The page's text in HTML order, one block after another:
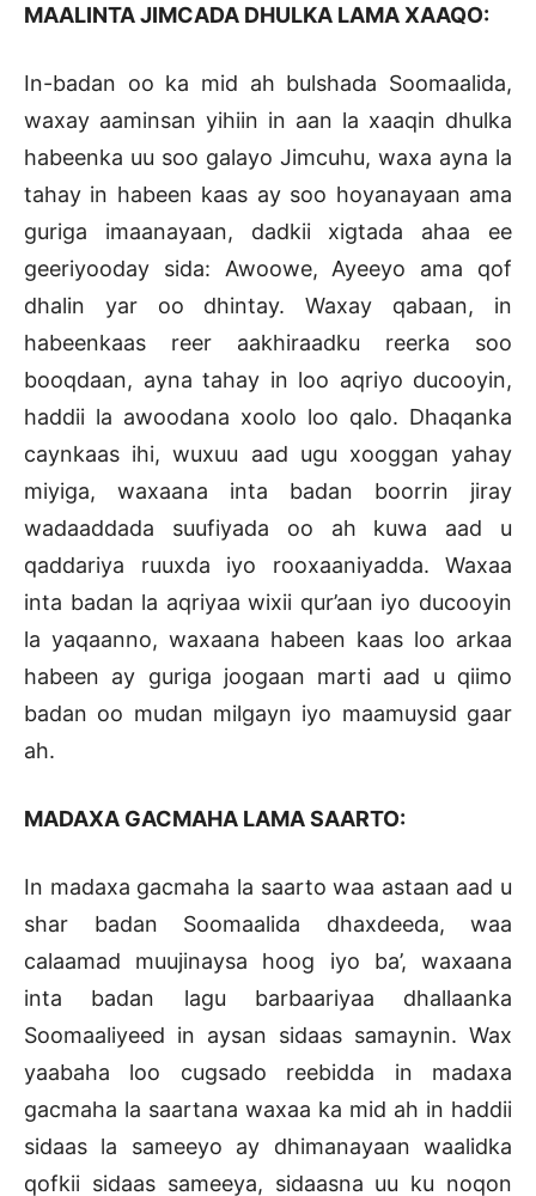
MAALINTA JIMCADA DHULKA LAMA XAAQO:
In-badan oo ka mid ah bulshada Soomaalida,
waxay aaminsan yihiin in aan la xaaqin dhulka
habeenka uu soo galayo Jimcuhu, waxa ayna la
tahay in habeen kaas ay soo hoyanayaan ama
guriga imaanayaan, dadkii xigtada ahaa ee
geeriyooday sida: Awoowe, Ayeeyo ama qof
dhalin yar oo dhintay. Waxay qabaan, in
habeenkaas reer aakhiraadku reerka soo
booqdaan, ayna tahay in loo aqriyo ducooyin,
haddii la awoodana xoolo loo qalo. Dhaqanka
caynkaas ihi, wuxuu aad ugu xooggan yahay
miyiga, waxaana inta badan boorrin jiray
wadaaddada suufiyada oo ah kuwa aad u
qaddariya ruuxda iyo rooxaaniyadda. Waxaa
inta badan la aqriyaa wixii qur’aan iyo ducooyin
la yaqaanno, waxaana habeen kaas loo arkaa
habeen ay guriga joogaan marti aad u qiimo
badan oo mudan milgayn iyo maamuysid gaar
ah.
MADAXA GACMAHA LAMA SAARTO:
In madaxa gacmaha la saarto waa astaan aad u
shar badan Soomaalida dhaxdeeda, waa
calaamad muujinaysa hoog iyo ba’, waxaana
inta badan lagu barbaariyaa dhallaanka
Soomaaliyeed in aysan sidaas samaynin. Wax
yaabaha loo cugsado reebidda in madaxa
gacmaha la saartana waxaa ka mid ah in haddii
sidaas la sameeyo ay dhimanayaan waalidka
qofkii sidaas sameeya, sidaasna uu ku noqon